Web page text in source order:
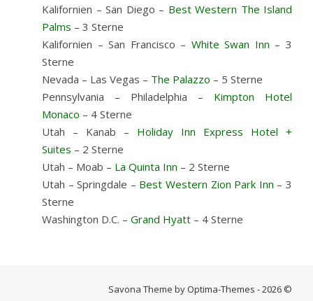
Kalifornien – San Diego – Best Western The Island
Palms – 3 Sterne
Kalifornien – San Francisco – White Swan Inn – 3
Sterne
Nevada – Las Vegas – The Palazzo – 5 Sterne
Pennsylvania – Philadelphia – Kimpton Hotel
Monaco – 4 Sterne
Utah – Kanab – Holiday Inn Express Hotel +
Suites – 2 Sterne
Utah – Moab – La Quinta Inn – 2 Sterne
Utah – Springdale – Best Western Zion Park Inn – 3
Sterne
Washington D.C. – Grand Hyatt – 4 Sterne
Savona Theme by Optima-Themes - 2026 ©